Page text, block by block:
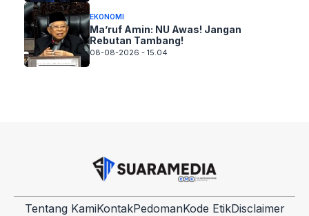
EKONOMI
Ma’ruf Amin: NU Awas! Jangan
Rebutan Tambang!
08-08-2026 - 15.04
Tentang KamiKontakPedomanKode EtikDisclaimer